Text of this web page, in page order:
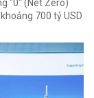
"0" (Net Zero)
700 tỷ USD